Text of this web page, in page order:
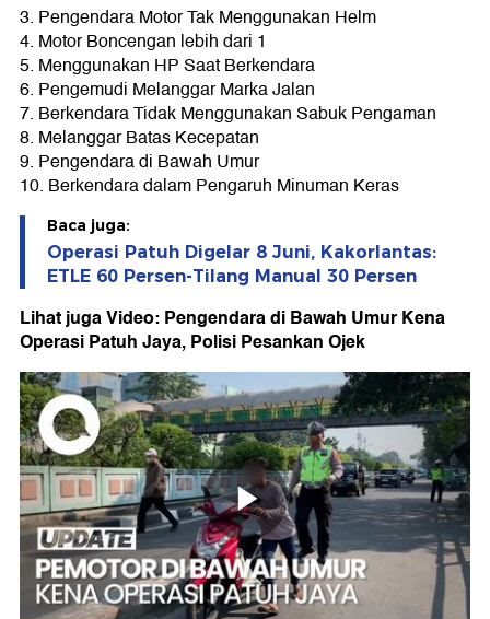
3. Pengendara Motor Tak Menggunakan Helm
4. Motor Boncengan lebih dari 1
5. Menggunakan HP Saat Berkendara
6. Pengemudi Melanggar Marka Jalan
7. Berkendara Tidak Menggunakan Sabuk Pengaman
8. Melanggar Batas Kecepatan
9. Pengendara di Bawah Umur
10. Berkendara dalam Pengaruh Minuman Keras
Baca juga:
Operasi Patuh Digelar 8 Juni, Kakorlantas:
ETLE 60 Persen-Tilang Manual 30 Persen
Lihat juga Video: Pengendara di Bawah Umur Kena
Operasi Patuh Jaya, Polisi Pesankan Ojek